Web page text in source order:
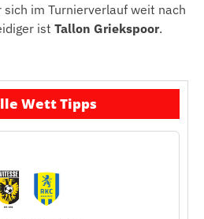
sich im Turnierverlauf weit nach
ist Tallon Griekspoor.
Wett Tipps